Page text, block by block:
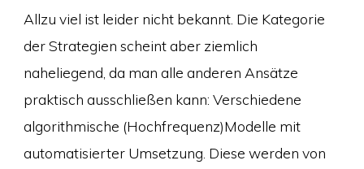
Allzu viel ist leider nicht bekannt. Die Kategorie
der Strategien scheint aber ziemlich
naheliegend, da man alle anderen Ansätze
praktisch ausschließen kann: Verschiedene
algorithmische (Hochfrequenz)Modelle mit
automatisierter Umsetzung. Diese werden von